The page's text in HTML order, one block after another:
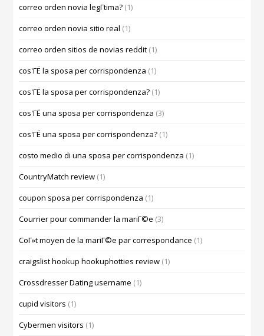
correo orden novia legГ­tima? (1)
correo orden novia sitio real (1)
correo orden sitios de novias reddit (1)
cos'ГЁ la sposa per corrispondenza (1)
cos'ГЁ la sposa per corrispondenza? (1)
cos'ГЁ una sposa per corrispondenza (3)
cos'ГЁ una sposa per corrispondenza? (1)
costo medio di una sposa per corrispondenza (1)
CountryMatch review (1)
coupon sposa per corrispondenza (1)
Courrier pour commander la mariГ©e (3)
CoГ»t moyen de la mariГ©e par correspondance (1)
craigslist hookup hookuphotties review (1)
Crossdresser Dating username (1)
cupid visitors (1)
Cybermen visitors (1)